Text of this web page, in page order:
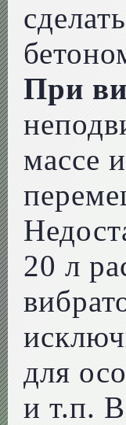
При
массе
20 л
для
и т.п.